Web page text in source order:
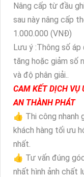
Nâng cấp từ đầu
sau này nâng cấp
1.000.000 (VNĐ)
Lưu ý :Thông số
tăng hoặc giảm số
và độ phân giải..
CAM KẾT DỊCH VỤ
AN THÀNH PHÁT
👍 Thi công nhanh
khách hàng tối ưu
nhất.
👍 Tư vấn đúng
nhất hình ảnh chất